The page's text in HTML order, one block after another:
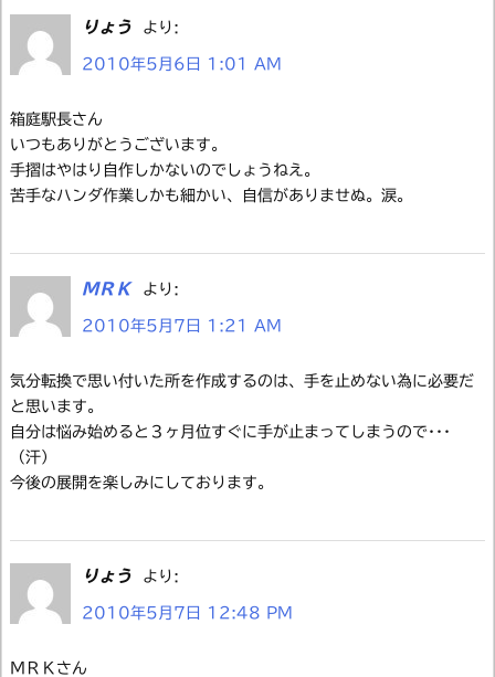
りょう より:
2010年5月6日 1:01 AM
箱庭駅長さん
いつもありがとうございます。
手摺はやはり自作しかないのでしょうねえ。
苦手なハンダ作業しかも細かい、自信がありませぬ。涙。
ＭＲＫ より:
2010年5月7日 1:21 AM
気分転換で思い付いた所を作成するのは、手を止めない為に必要だ
と思います。
自分は悩み始めると３ヶ月位すぐに手が止まってしまうので･･･
（汗）
今後の展開を楽しみにしております。
りょう より:
2010年5月7日 12:48 PM
ＭＲＫさん